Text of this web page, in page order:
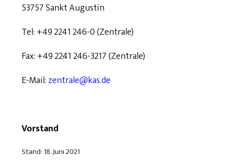
53757 Sankt Augustin
Tel: +49 2241 246-0 (Zentrale)
Fax: +49 2241 246-3217 (Zentrale)
E-Mail: zentrale@kas.de
Vorstand
Stand: 18. Juni 2021